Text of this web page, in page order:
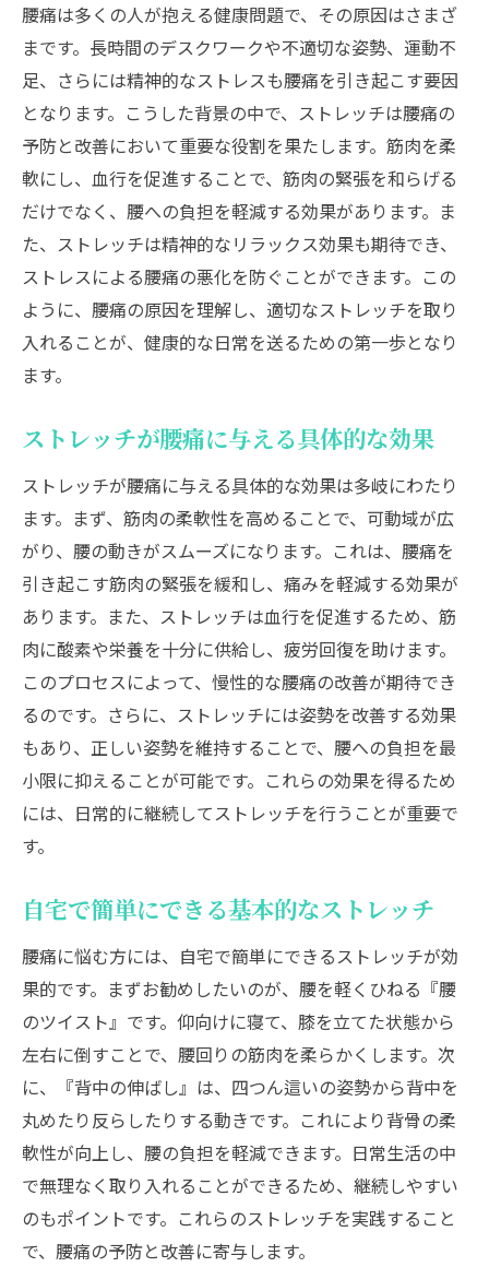
仕事中にできる簡単な腰痛緩和法
夜にリラックスできるストレッチメニュー
腰痛改善に効くヨガポーズ
ストレッチを楽しく続けるための工夫
家族と一緒にできる腰痛予防エクササイズ
専門家が教える腰痛ストレッチのコツ日常に活
かす実践法
専門家が推奨する腰痛ストレッチの基本
ストレッチを安全に行うためのポイント
ストレッチ効果を高めるための工夫
腰痛改善をサポートする補助器具の活用法
ストレッチで腰に優しさを！腰痛改善のための
具体的なステップ
腰に負担をかけない姿勢とその重要性
温熱療法とストレッチの組み合わせ効果
普段の生活で気をつけたい腰への負担
ストレッチと合わせて行う筋力トレーニン
グ
腰痛緩和に役立つ食生活と栄養管理
ストレッチを続けるためのモチベーション
チアドバイス
自分に適したストレッチ法を見つける
ストレッチをする上でのよくある間違い
腰痛持ちにおすすめのストレッチ器具
ストレッチとマッサージの併用効果
ストレッチ結果を記録することで得られる
効果
腰痛を感じたらストレッチ！痛みを和らげる日
常のアプローチ
腰痛発生時に即行うべきストレッチ
腰痛は多くの人が抱える健康問題で、その原因はさまざ
まです。長時間のデスクワークや不適切な姿勢、運動不
足、さらには精神的なストレスも腰痛を引き起こす要因
となります。こうした背景の中で、ストレッチは腰痛の
予防と改善において重要な役割を果たします。筋肉を柔
軟にし、血行を促進することで、筋肉の緊張を和らげる
だけでなく、腰への負担を軽減する効果があります。ま
た、ストレッチは精神的なリラックス効果も期待でき、
ストレスによる腰痛の悪化を防ぐことができます。この
ように、腰痛の原因を理解し、適切なストレッチを取り
入れることが、健康的な日常を送るための第一歩となり
ます。
ストレッチが腰痛に与える具体的な効果
ストレッチが腰痛に与える具体的な効果は多岐にわたり
ます。まず、筋肉の柔軟性を高めることで、可動域が広
がり、腰の動きがスムーズになります。これは、腰痛を
引き起こす筋肉の緊張を緩和し、痛みを軽減する効果が
あります。また、ストレッチは血行を促進するため、筋
肉に酸素や栄養を十分に供給し、疲労回復を助けます。
このプロセスによって、慢性的な腰痛の改善が期待でき
るのです。さらに、ストレッチには姿勢を改善する効果
もあり、正しい姿勢を維持することで、腰への負担を最
小限に抑えることが可能です。これらの効果を得るため
には、日常的に継続してストレッチを行うことが重要で
す。
自宅で簡単にできる基本的なストレッチ
腰痛に悩む方には、自宅で簡単にできるストレッチが効
果的です。まずお勧めしたいのが、腰を軽くひねる『腰
のツイスト』です。仰向けに寝て、膝を立てた状態から
左右に倒すことで、腰回りの筋肉を柔らかくします。次
に、『背中の伸ばし』は、四つん這いの姿勢から背中を
丸めたり反らしたりする動きです。これにより背骨の柔
軟性が向上し、腰の負担を軽減できます。日常生活の中
で無理なく取り入れることができるため、継続しやすい
のもポイントです。これらのストレッチを実践すること
で、腰痛の予防と改善に寄与します。